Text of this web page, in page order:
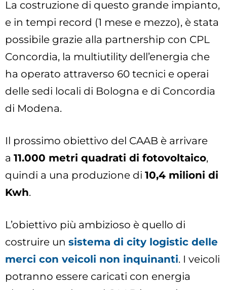
La costruzione di questo grande impianto,
e in tempi record (1 mese e mezzo), è stata
possibile grazie alla partnership con CPL
Concordia, la multiutility dell’energia che
ha operato attraverso 60 tecnici e operai
delle sedi locali di Bologna e di Concordia
di Modena.
Il prossimo obiettivo del CAAB è arrivare
a 11.000 metri quadrati di fotovoltaico,
quindi a una produzione di 10,4 milioni di
Kwh.
L’obiettivo più ambizioso è quello di
costruire un sistema di city logistic delle
merci con veicoli non inquinanti. I veicoli
potranno essere caricati con energia